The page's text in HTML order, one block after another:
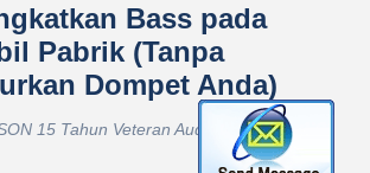
Bass pada
Pabrik (Tanpa
Dompet Anda)
15 Tahun Veteran Audio Mobil